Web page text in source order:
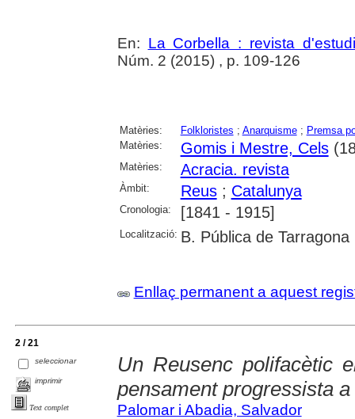
En: La Corbella : revista
Núm. 2 (2015) , p. 109-126
Matèries: Folkloristes ; Anarquisme; Premsa
Matèries:
Gomis i Mestre, Cels
Matèries: Acracia. revista
Àmbit: Reus; Catalunya
Cronologia: [1841 - 1915]
Localització: B. Pública de Tarragona
Enllaç permanent a aquest
2 / 21
seleccionar
imprimir
Text complet
Un Reusenc polifacètic
pensament progressista
Palomar i Abadia, Salvador